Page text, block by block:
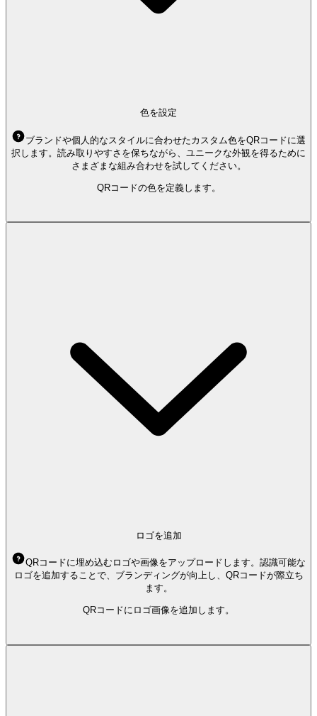
色を設定
ブランドや個人的なスタイルに合わせたカスタム色をQRコードに選
択します。読み取りやすさを保ちながら、ユニークな外観を得るために
さまざまな組み合わせを試してください。
QRコードの色を定義します。
ロゴを追加
QRコードに埋め込むロゴや画像をアップロードします。認識可能な
ロゴを追加することで、ブランディングが向上し、QRコードが際立ち
ます。
QRコードにロゴ画像を追加します。